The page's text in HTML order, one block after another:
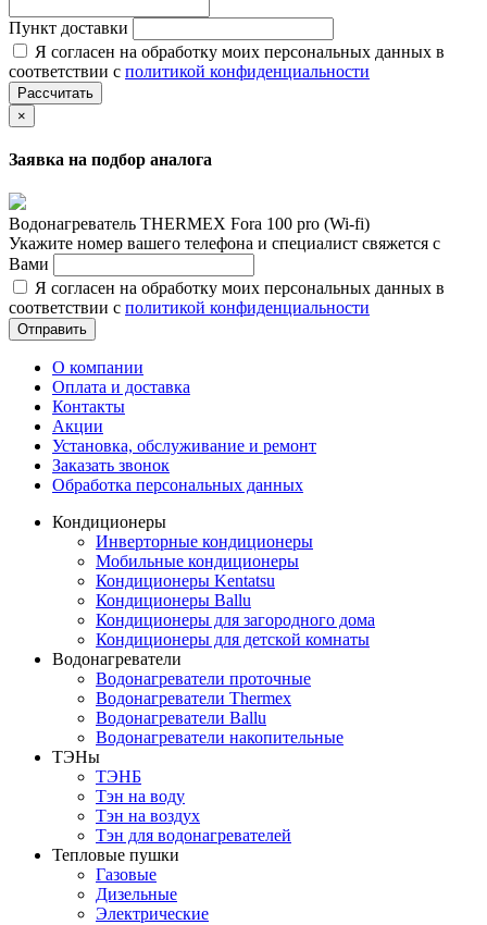
Пункт доставки
Я согласен на обработку моих персональных данных в
соответствии с политикой конфиденциальности
Рассчитать
×
Заявка на подбор аналога
Водонагреватель THERMEX Fora 100 pro (Wi-fi)
Укажите номер вашего телефона и специалист свяжется с
Вами
Я согласен на обработку моих персональных данных в
соответствии с политикой конфиденциальности
Отправить
О компании
Оплата и доставка
Контакты
Акции
Установка, обслуживание и ремонт
Заказать звонок
Обработка персональных данных
Кондиционеры
Инверторные кондиционеры
Мобильные кондиционеры
Кондиционеры Kentatsu
Кондиционеры Ballu
Кондиционеры для загородного дома
Кондиционеры для детской комнаты
Водонагреватели
Водонагреватели проточные
Водонагреватели Thermex
Водонагреватели Ballu
Водонагреватели накопительные
ТЭНы
ТЭНБ
Тэн на воду
Тэн на воздух
Тэн для водонагревателей
Тепловые пушки
Газовые
Дизельные
Электрические